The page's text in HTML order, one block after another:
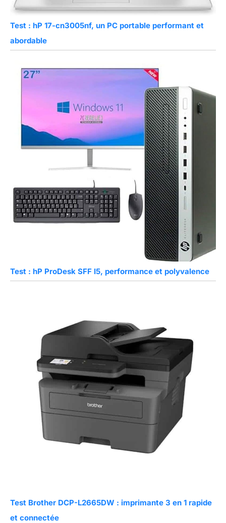
Test : hP 17-cn3005nf, un PC portable performant et
abordable
Test : hP ProDesk SFF I5, performance et polyvalence
Test Brother DCP-L2665DW : imprimante 3 en 1 rapide
et connectée